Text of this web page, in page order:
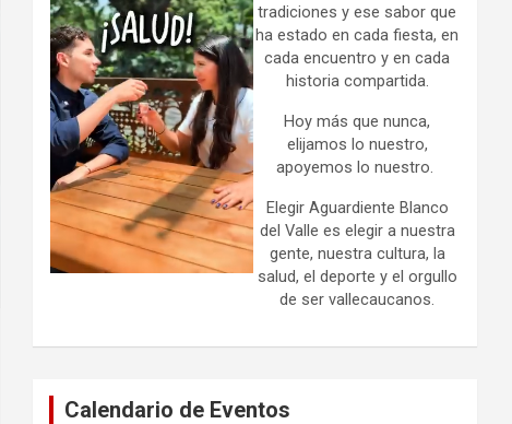
tradiciones y ese sabor que
ha estado en cada fiesta, en
cada encuentro y en cada
historia compartida.
Hoy más que nunca,
elijamos lo nuestro,
apoyemos lo nuestro.
Elegir Aguardiente Blanco
del Valle es elegir a nuestra
gente, nuestra cultura, la
salud, el deporte y el orgullo
de ser vallecaucanos.
Calendario de Eventos